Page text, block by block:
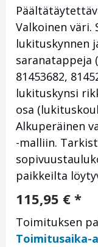
Valkoinen väri.
lukituskynnen
saranatappeja
81453682,
lukituskynsi
osa
Alkuperäinen
-malliin.
paikkeilta
115,95 € *
Toimituksen
Toimitusaika-